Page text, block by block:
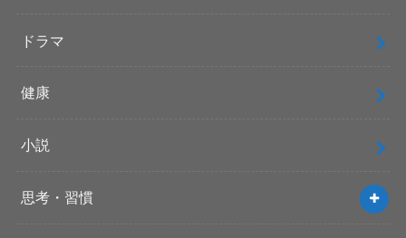
ドラマ
健康
小説
思考・習慣